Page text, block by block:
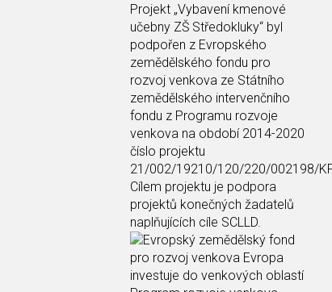
Projekt „Vybavení kmenové
učebny ZŠ Středokluky“ byl
podpořen z Evropského
zemědělského fondu pro
rozvoj venkova ze Státního
zemědělského intervenčního
fondu z Programu rozvoje
venkova na období 2014-2020
číslo projektu
21/002/19210/120/220/002198/
Cílem projektu je podpora
projektů konečných žadatelů
naplňujících cíle SCLLD.